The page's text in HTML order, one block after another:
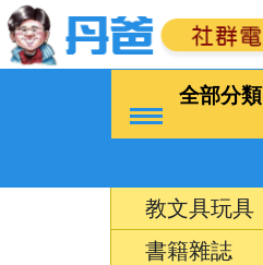
全部分類
教文具玩具
書籍雜誌